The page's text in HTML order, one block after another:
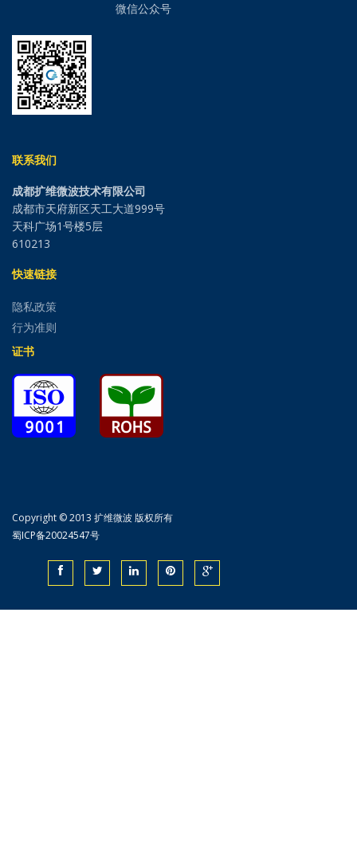
微信公众号
联系我们
成都扩维微波技术有限公司
成都市天府新区天工大道999号
天科广场1号楼5层
610213
快速链接
隐私政策
行为准则
证书
Copyright © 2013 扩维微波 版权所有
蜀ICP备20024547号